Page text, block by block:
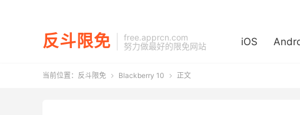
反斗限免
free.apprcn.com
努力做最好的限免网站
iOS
当前位置： 反斗限免  Blackberry 10  正文